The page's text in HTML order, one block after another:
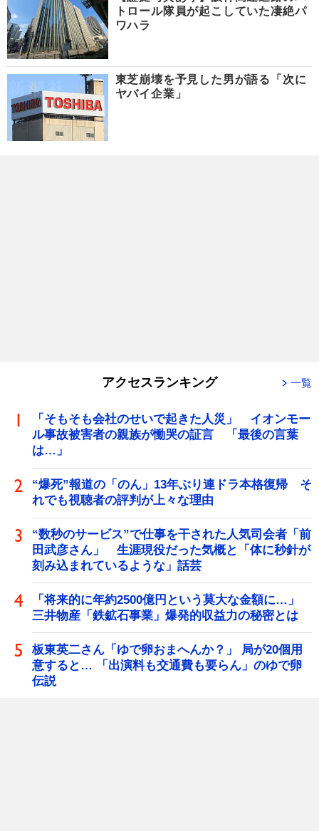
トロール隊員が起こしていた凄絶パ
ワハラ
東芝崩壊を予見した男が語る「次に
ヤバイ企業」
アクセスランキング 一覧
「そもそも会社のせいで起きた人災」 イオンモー
ル事故被害者の親族が慟哭の証言 「最後の言葉
は…」
“爆死”報道の「のん」13年ぶり連ドラ本格復帰 そ
れでも視聴者の評判が上々な理由
“数秒のサービス”で仕事を干された人気司会者「前
田武彦さん」 生涯現役だった気概と「体に秒針が
刻み込まれているような」話芸
「将来的に年約2500億円という莫大な金額に…」
三井物産「鉄鉱石事業」爆発的収益力の秘密とは
板東英二さん「ゆで卵おまへんか？」 局が20個用
意すると… 「出演料も交通費も要らん」のゆで卵
伝説